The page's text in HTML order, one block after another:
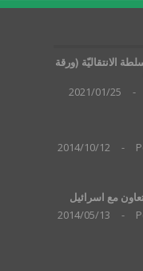
الانتقاليّة (ورقة
-
2021/01/25
-
2014/10/12
مع اسرائيل
-
2014/05/13